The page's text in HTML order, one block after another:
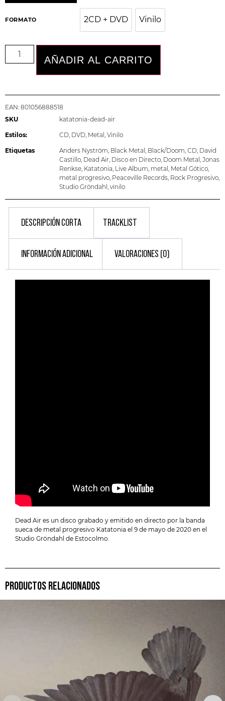
FORMATO 2CD + DVD 2CD + DVD
Vinilo
AÑADIR AL CARRITO
EAN: 801056888518
SKU
katatonia-dead-air
Estilos: CD, DVD, Metal , Vinilo
Etiquetas Anders Nyström, Black Metal , Black/Doom, CD, David
Castillo, Dead Air, Disco en Directo, Doom Metal , Jonas
Renkse, Katatonia, Live Album, metal , Metal Gótico,
metal progresivo, Peaceville Records, Rock Progresivo,
Studio Gröndahl , vinilo
DESCRIPCIÓN CORTA TRACKLIST
INFORMACIÓN ADICIONAL VALORACIONES (0)
Dead Air es un disco grabado y emitido en directo por la banda
sueca de metal progresivo Katatonia el 9 de mayo de 2020 en el
Studio Gröndahl de Estocolmo.
PRODUCTOS RELACIONADOS